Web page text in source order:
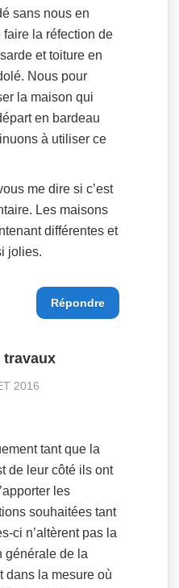
sans nous en
faire la réfection de
et toiture en
Nous pour
la maison qui
en bardeau
à utiliser ce
me dire si c’est
Les maisons
différentes et
jolies.
Répondre
travaux
2016
tant que la
de leur côté ils ont
les
souhaitées tant
ci n’altèrent pas la
générale de la
dans la mesure où